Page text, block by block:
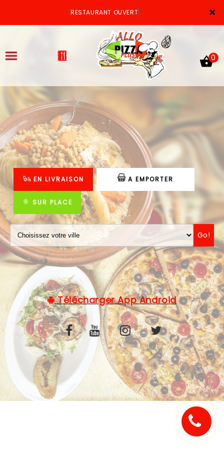
×
RESTAURANT OUVERT
ACCUEIL
LA CARTE
VOTRE COMPTE
NOTRE RESTAURANT
VOS AVIS
MENTIONS LÉGALES
0
EN LIVRAISON A EMPORTER
SUR PLACE
Go!
Télécharger App Android